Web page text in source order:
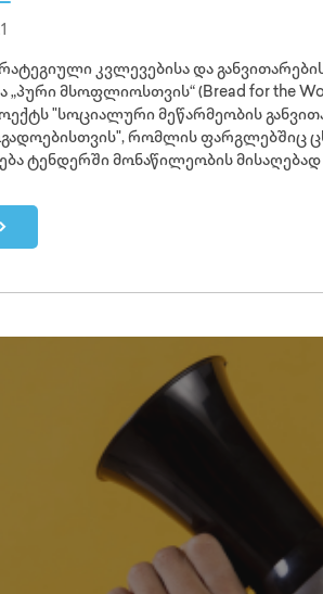
კვლევებისა და
„პური მსოფლიოსთვის“ (Bread for the
"სოციალური მეწარმეობის
რომლის ფარგლებშიც
ტენდერში მონაწილეობის მისაღებად